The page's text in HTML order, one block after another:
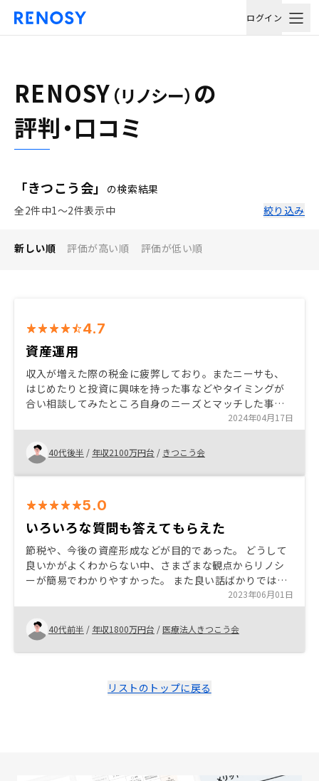
ログイン
RENOSY （リノシー） の
評判・口コミ
「きつこう会」
の検索結果
全2件中1〜2件表示中
絞り込み
新しい順 評価が高い順 評価が低い順
4.7
資産運用
収入が増えた際の税金に疲弊しており。またニーサも、
はじめたりと投資に興味を持った事などやタイミングが
合い相談してみたところ自身のニーズとマッチした事が
きっかけで始めました。 資産について様々な運用の一つ
としてもらえています。
2024年04月17日
40代後半 / 年収2100万円台 / きつこう会
5.0
いろいろな質問も答えてもらえた
節税や、今後の資産形成などが目的であった。 どうして
良いかがよくわからない中、さまざまな観点からリノシ
ーが簡易でわかりやすかった。 また良い話ばかりではな
く、自身としても負担がでたりトータルの利益率なども
納得がいくところであった。 また確定申告なども アプリ
や動画など丁寧なサポートがあった
2023年06月01日
40代前半 / 年収1800万円台 /医療法人きつこう会
リストのトップに戻る